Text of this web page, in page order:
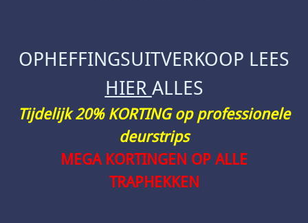
OPHEFFINGSUITVERKOOP LEES
HIER ALLES
Tijdelijk 20% KORTING op professionele
deurstrips
MEGA KORTINGEN OP ALLE
TRAPHEKKEN